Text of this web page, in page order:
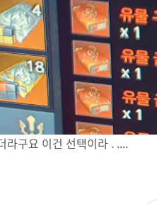
라구요 이건 선택이라 . ....